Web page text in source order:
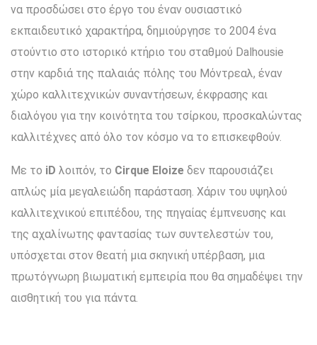
να προσδώσει στο έργο του έναν ουσιαστικό
εκπαιδευτικό χαρακτήρα, δημιούργησε το 2004 ένα
στούντιο στο ιστορικό κτήριο του σταθμού Dalhousie
στην καρδιά της παλαιάς πόλης του Μόντρεαλ, έναν
χώρο καλλιτεχνικών συναντήσεων, έκφρασης και
διαλόγου για την κοινότητα του τσίρκου, προσκαλώντας
καλλιτέχνες από όλο τον κόσμο να το επισκεφθούν.
Με το iD λοιπόν, το Cirque Eloize δεν παρουσιάζει
απλώς μία μεγαλειώδη παράσταση. Χάριν του υψηλού
καλλιτεχνικού επιπέδου, της πηγαίας έμπνευσης και
της αχαλίνωτης φαντασίας των συντελεστών του,
υπόσχεται στον θεατή μια σκηνική υπέρβαση, μια
πρωτόγνωρη βιωματική εμπειρία που θα σημαδέψει την
αισθητική του για πάντα.